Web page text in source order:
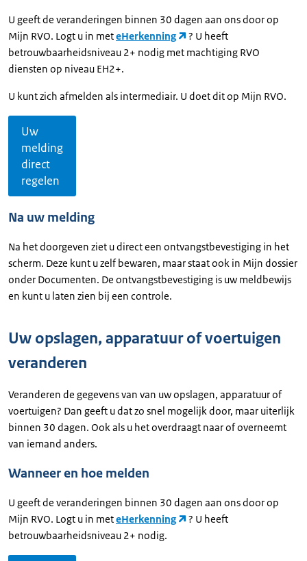
U geeft de veranderingen binnen 30 dagen aan ons door op
Mijn RVO. Logt u in meteHerkenning
? U heeft
betrouwbaarheidsniveau 2+ nodig met machtiging RVO
diensten op niveau EH2+.
U kunt zich afmelden als intermediair. U doet dit op Mijn RVO.
Uw
melding
direct
regelen
Na uw melding
Na het doorgeven ziet u direct een ontvangstbevestiging in het
scherm. Deze kunt u zelf bewaren, maar staat ook in Mijn dossier
onder Documenten. De ontvangstbevestiging is uw meldbewijs
en kunt u laten zien bij een controle.
Uw opslagen, apparatuur of voertuigen
veranderen
Veranderen de gegevens van van uw opslagen, apparatuur of
voertuigen? Dan geeft u dat zo snel mogelijk door, maar uiterlijk
binnen 30 dagen. Ook als u het overdraagt naar of overneemt
van iemand anders.
Wanneer en hoe melden
U geeft de veranderingen binnen 30 dagen aan ons door op
Mijn RVO. Logt u in meteHerkenning
? U heeft
betrouwbaarheidsniveau 2+ nodig.